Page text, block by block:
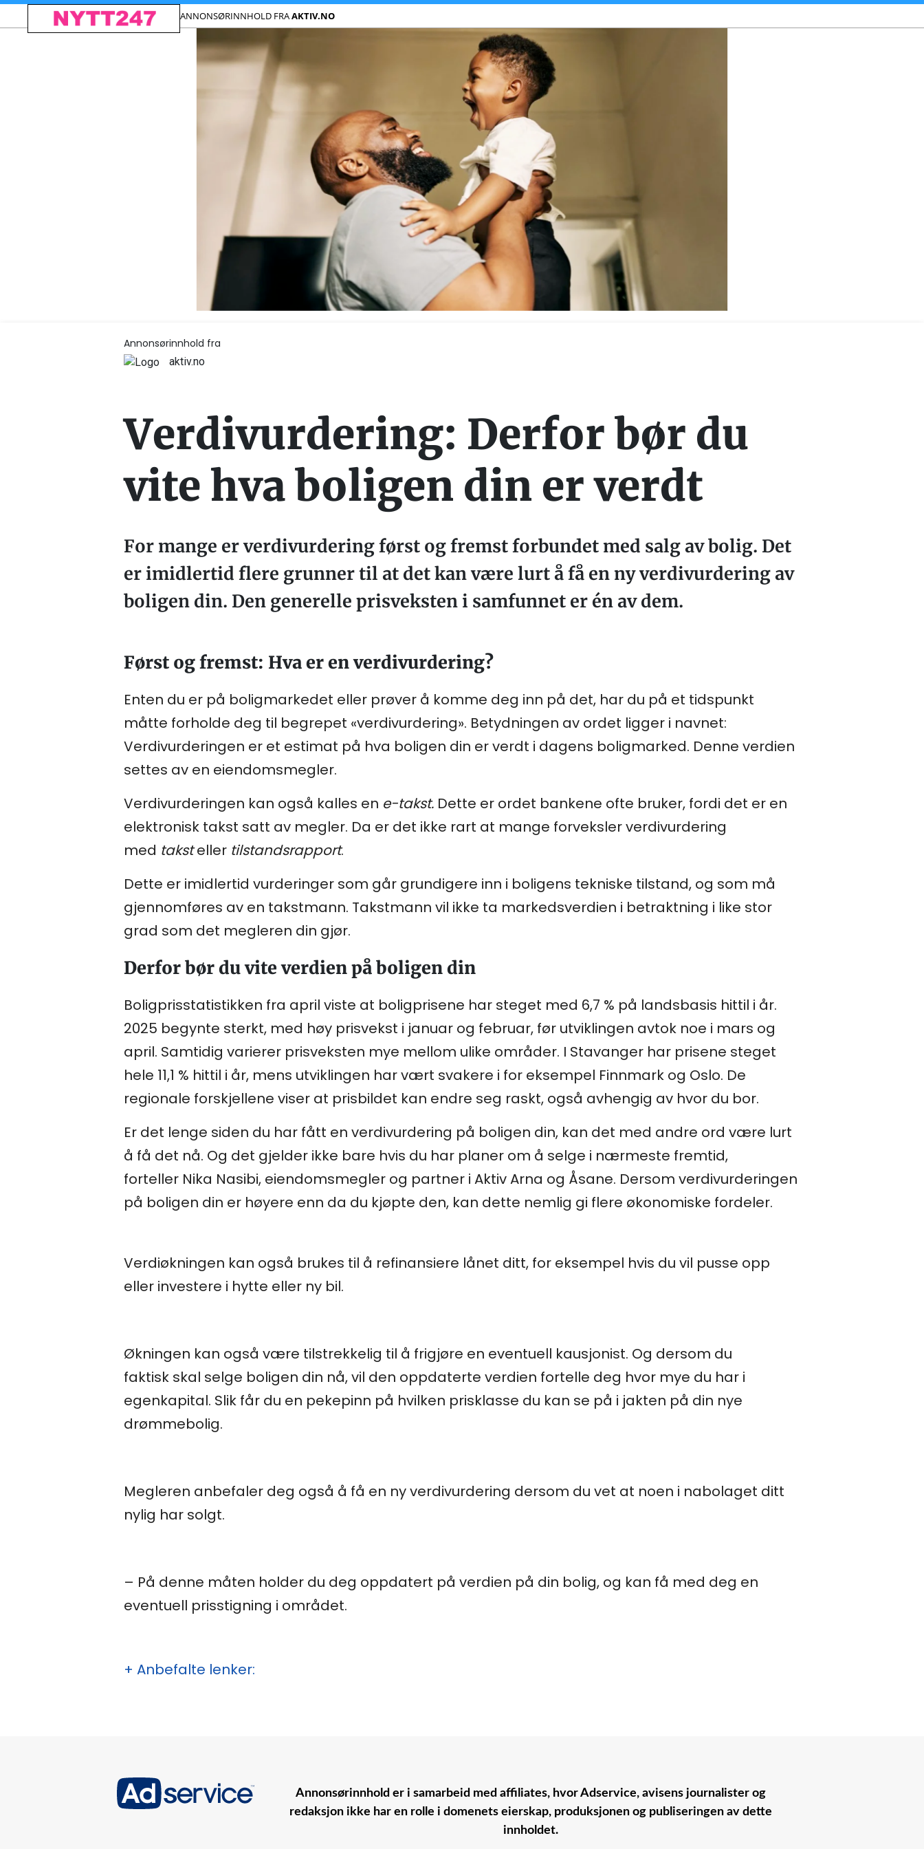
ANNONSØRINNHOLD FRAAKTIV.NO
Annonsørinnhold fra
aktiv.no
Verdivurdering: Derfor bør du
vite hva boligen din er verdt
For mange er verdivurdering først og fremst forbundet med salg av bolig. Det
er imidlertid flere grunner til at det kan være lurt å få en ny verdivurdering av
boligen din. Den generelle prisveksten i samfunnet er én av dem.
Først og fremst: Hva er en verdivurdering?
Enten du er på boligmarkedet eller prøver å komme deg inn på det, har du på et tidspunkt
måtte forholde deg til begrepet «verdivurdering». Betydningen av ordet ligger i navnet:
Verdivurderingen er et estimat på hva boligen din er verdt i dagens boligmarked. Denne verdien
settes av en eiendomsmegler.
Verdivurderingen kan også kalles en e-takst. Dette er ordet bankene ofte bruker, fordi det er en
elektronisk takst satt av megler. Da er det ikke rart at mange forveksler verdivurdering
med taksteller tilstandsrapport.
Dette er imidlertid vurderinger som går grundigere inn i boligens tekniske tilstand, og som må
gjennomføres av en takstmann. Takstmann vil ikke ta markedsverdien i betraktning i like stor
grad som det megleren din gjør.
Derfor bør du vite verdien på boligen din
Boligprisstatistikken fra april viste at boligprisene har steget med 6,7 % på landsbasis hittil i år.
2025 begynte sterkt, med høy prisvekst i januar og februar, før utviklingen avtok noe i mars og
april. Samtidig varierer prisveksten mye mellom ulike områder. I Stavanger har prisene steget
hele 11,1 % hittil i år, mens utviklingen har vært svakere i for eksempel Finnmark og Oslo. De
regionale forskjellene viser at prisbildet kan endre seg raskt, også avhengig av hvor du bor.
Er det lenge siden du har fått en verdivurdering på boligen din, kan det med andre ord være lurt
å få det nå. Og det gjelder ikke bare hvis du har planer om å selge i nærmeste fremtid,
forteller Nika Nasibi, eiendomsmegler og partner i Aktiv Arna og Åsane. Dersom verdivurderingen
på boligen din er høyere enn da du kjøpte den, kan dette nemlig gi flere økonomiske fordeler.
Verdiøkningen kan også brukes til å refinansiere lånet ditt, for eksempel hvis du vil pusse opp
eller investere i hytte eller ny bil.
Økningen kan også være tilstrekkelig til å frigjøre en eventuell kausjonist. Og dersom du
faktisk skal selge boligen din nå, vil den oppdaterte verdien fortelle deg hvor mye du har i
egenkapital. Slik får du en pekepinn på hvilken prisklasse du kan se på i jakten på din nye
drømmebolig.
Megleren anbefaler deg også å få en ny verdivurdering dersom du vet at noen i nabolaget ditt
nylig har solgt.
– På denne måten holder du deg oppdatert på verdien på din bolig, og kan få med deg en
eventuell prisstigning i området.
+ Anbefalte lenker:
Annonsørinnhold er i samarbeid med affiliates, hvor Adservice, avisens journalister og
redaksjon ikke har en rolle i domenets eierskap, produksjonen og publiseringen av dette
innholdet.